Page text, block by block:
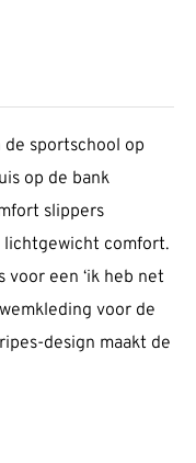
de sportschool op
op de bank
slippers
comfort.
voor een ‘ik heb net
voor de
design maakt de